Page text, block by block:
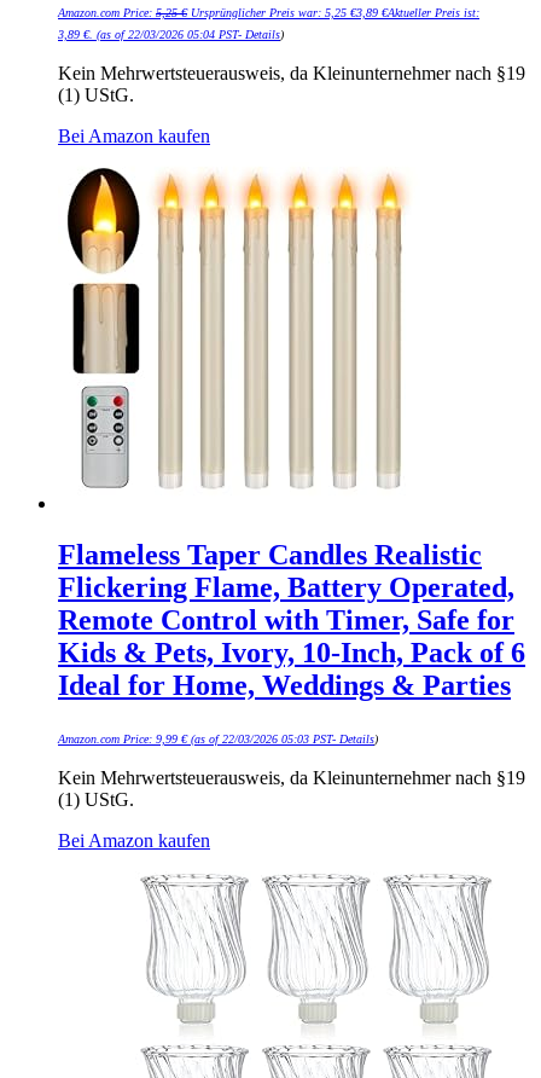
Amazon.com Price: 5,25€ Ursprünglicher Preis war: 5,25 €3,89 €Aktueller Preis ist:
3,89 €. (as of 22/03/2026 05:04 PST- Details)
Kein Mehrwertsteuerausweis, da Kleinunternehmer nach §19
(1) UStG.
Bei Amazon kaufen
Flameless Taper Candles Realistic
Flickering Flame, Battery Operated,
Remote Control with Timer, Safe for
Kids & Pets, Ivory, 10-Inch, Pack of 6
Ideal for Home, Weddings & Parties
Amazon.com Price: 9,99 €(as of 22/03/2026 05:03 PST- Details)
Kein Mehrwertsteuerausweis, da Kleinunternehmer nach §19
(1) UStG.
Bei Amazon kaufen